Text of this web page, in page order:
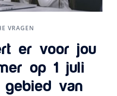
VRAGEN
er voor jou
op 1 juli
van